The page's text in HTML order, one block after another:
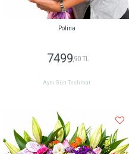
Polina
7499,90 TL
Aynı Gün Teslimat